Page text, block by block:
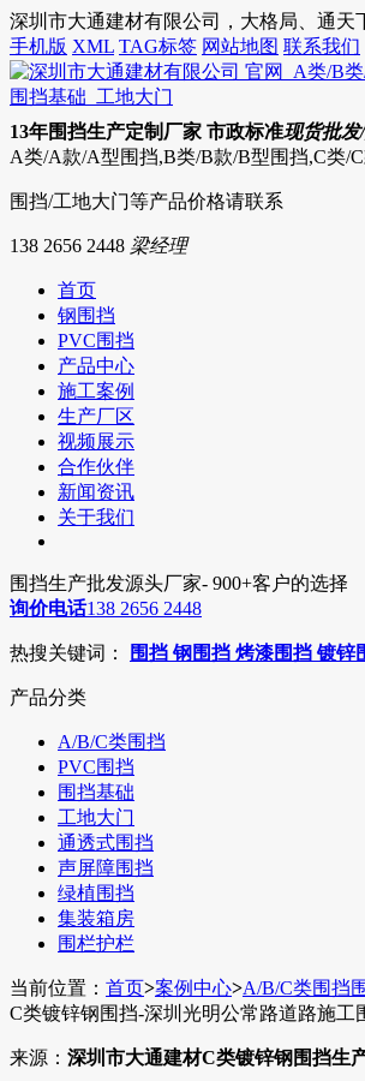
深圳市大通建材有限公司，大格局、通天
手机版 XML TAG标签 网站地图 联系我们
13年围挡生产定制厂家 市政标准现货批发
A类/A款/A型围挡,B类/B款/B型围挡,C类/
围挡/工地大门等产品价格请联系
138 2656 2448 梁经理
首页
钢围挡
PVC围挡
产品中心
施工案例
生产厂区
视频展示
合作伙伴
新闻资讯
关于我们
围挡生产批发源头厂家- 900+客户的选择
询价电话138 2656 2448
热搜关键词： 围挡 钢围挡 烤漆围挡 镀锌
产品分类
A/B/C类围挡
PVC围挡
围挡基础
工地大门
通透式围挡
声屏障围挡
绿植围挡
集装箱房
围栏护栏
当前位置： 首页>案例中心>A/B/C类围挡
C类镀锌钢围挡-深圳光明公常路道路施工
来源： 深圳市大通建材C类镀锌钢围挡生